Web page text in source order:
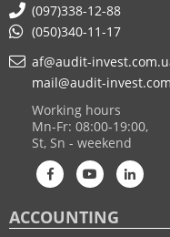
(097)338-12-88
(050)340-11-17
af@audit-
mail@audit-
Working hours
Mn-Fr: 08:00-19:00,
St, Sn - weekend
ACCOUNTING